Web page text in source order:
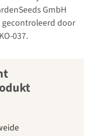
GmbH
door
037.